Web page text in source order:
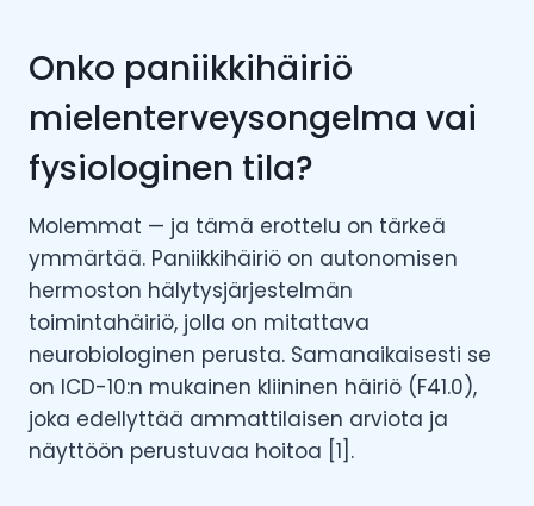
Onko paniikkihäiriö
mielenterveysongelma vai
fysiologinen tila?
Molemmat — ja tämä erottelu on tärkeä
ymmärtää. Paniikkihäiriö on autonomisen
hermoston hälytysjärjestelmän
toimintahäiriö, jolla on mitattava
neurobiologinen perusta. Samanaikaisesti se
on ICD-10:n mukainen kliininen häiriö (F41.0),
joka edellyttää ammattilaisen arviota ja
näyttöön perustuvaa hoitoa [1].